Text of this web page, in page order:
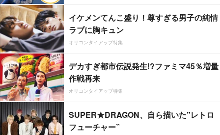
イケメンてんこ盛り！尊すぎる男子の純情
ラブに胸キュン
オリコンタイアップ特集
デカすぎ都市伝説発生!?ファミマ45％増量
作戦再来
オリコンタイアップ特集
SUPER★DRAGON、自ら描いた”レトロ
フューチャー”